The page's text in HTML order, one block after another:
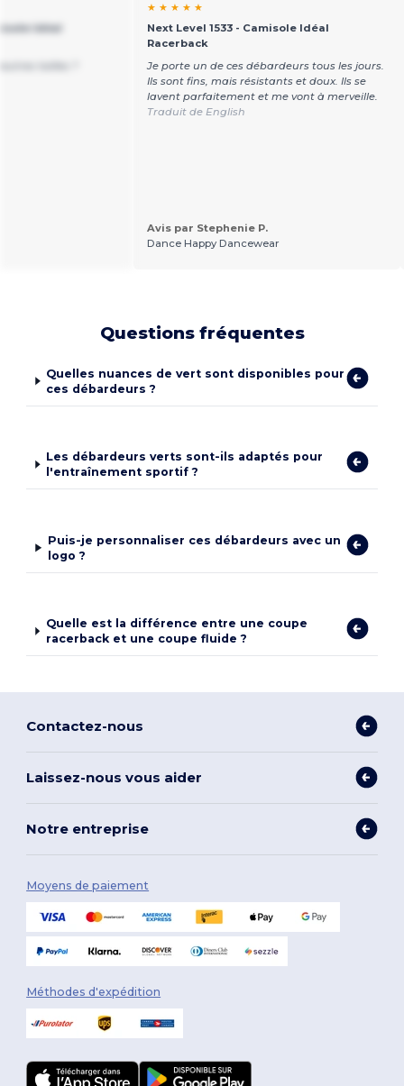
Idéal
★ ★ ★ ★ ★
Next Level 1533 - Camisole Idéal
Racerback
Je porte un de ces débardeurs tous les jours.
Ils sont fins, mais résistants et doux. Ils se
lavent parfaitement et me vont à merveille.
Traduit de English
Avis par Stephenie P.
Dance Happy Dancewear
Questions fréquentes
Quelles nuances de vert sont disponibles pour
ces débardeurs ?
Les débardeurs verts sont-ils adaptés pour
l'entraînement sportif ?
Puis-je personnaliser ces débardeurs avec un
logo ?
Quelle est la différence entre une coupe
racerback et une coupe fluide ?
Contactez-nous
Laissez-nous vous aider
Notre entreprise
Moyens de paiement
Méthodes d'expédition